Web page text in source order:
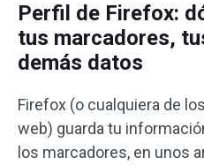
Perfil de Firefox:
tus marcadores,
demás datos
Firefox (o cualquiera de
web) guarda tu
los marcadores, en unos